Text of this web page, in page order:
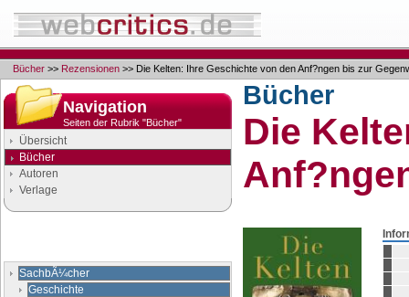
Bücher >> Rezensionen >> Die Kelten: Ihre Geschichte von den Anf?ngen bis zur
Navigation
Seiten der Rubrik "Bücher"
Übersicht
Bücher
Autoren
Verlage
SachbÃ¼cher
Geschichte
Bücher
Die